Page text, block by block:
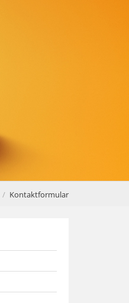
Kontaktformular